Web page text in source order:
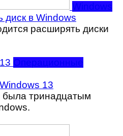
Windows
диск в Windows
расширять диски
Операционные
13
была тринадцатым